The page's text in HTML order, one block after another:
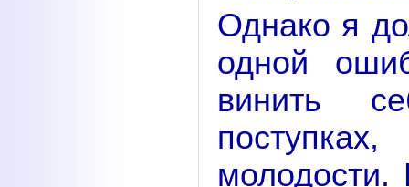
Однако я
одной
винить
молодости.